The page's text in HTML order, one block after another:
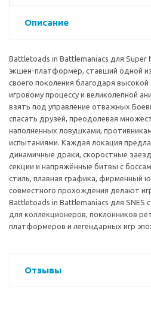
Описание
Battletoads in Battlemaniacs для Super
экшен-платформер, ставший одной
своего поколения благодаря
игровому процессу и великолепной
взять под управление отважных
спасать друзей, преодолевая
наполненных ловушками,
испытаниями. Каждая локация
динамичные драки, скоростные
секции и напряжённые битвы с
стиль, плавная графика, фирменный
совместного прохождения делают
Battletoads in Battlemaniacs для
для коллекционеров, поклонников
платформеров и легендарных игр
Отзывы